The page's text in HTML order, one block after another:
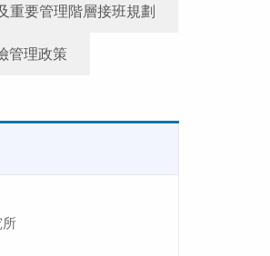
重要管理階層接班規劃
管理政策